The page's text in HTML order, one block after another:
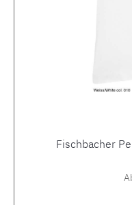
Fischbacher